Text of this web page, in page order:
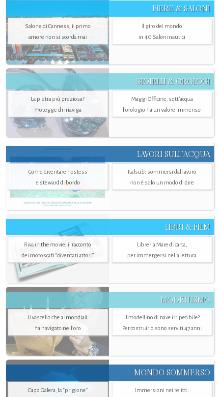
FIERE & SALONI
Salone di Canness, il primo
amore non si scorda mai
Il giro del mondo
in 40 Saloni nautici
GIOIELLI & OROLOGI
La pietra più preziosa?
Protegge chi naviga
Maggi Officine, sott’acqua
l'orologio ha un valore immenso
LAVORI SULL’ACQUA
Come diventare hostess
e steward di bordo
Italsub: sommersi dal lavoro
non è solo un modo di dire
LIBRI & FILM
Riva in the movie, il racconto
dei motoscafi “diventati attori”
Libreria Mare di carta,
per immergersi nella lettura
MODELLISMO
Il vascello che ai mondiali
ha navigato nell’oro
Il modellino di nave irripetibile?
Per costruirlo sono serviti 47 anni
MONDO SOMMERSO
Capo Galera, la "prigione"
Immersioni nei relitti: